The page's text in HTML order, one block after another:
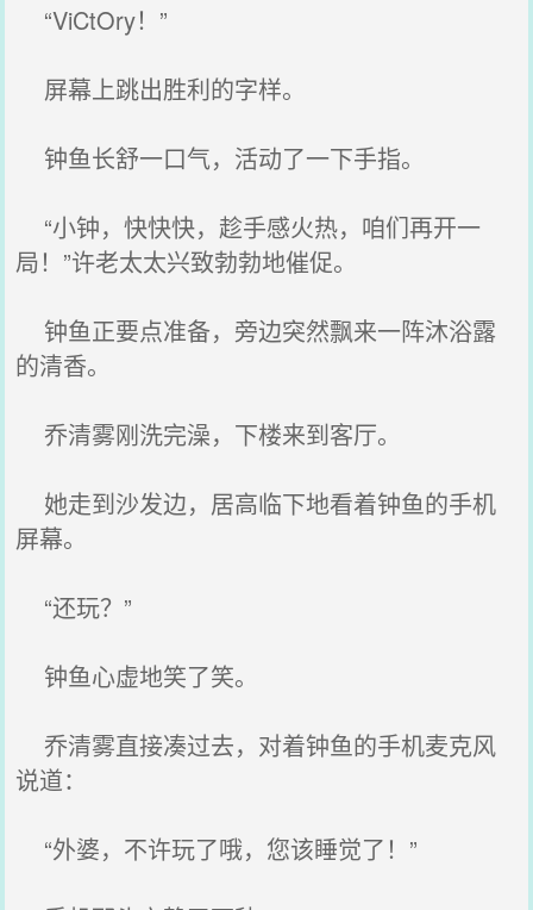
“ViCtOry！”
屏幕上跳出胜利的字样。
钟鱼长舒一口气，活动了一下手指。
“小钟，快快快，趁手感火热，咱们再开一
局！”许老太太兴致勃勃地催促。
钟鱼正要点准备，旁边突然飘来一阵沐浴露
的清香。
乔清雾刚洗完澡，下楼来到客厅。
她走到沙发边，居高临下地看着钟鱼的手机
屏幕。
“还玩？”
钟鱼心虚地笑了笑。
乔清雾直接凑过去，对着钟鱼的手机麦克风
说道：
“外婆，不许玩了哦，您该睡觉了！”